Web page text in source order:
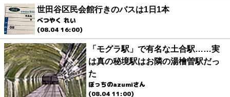
世田谷区民会館行きのバスは1日1本
べつやく れい
(08.04 16:00)
「モグラ駅」で有名な土合駅……実
は真の秘境駅はお隣の湯檜曽駅だっ
た
ぼっちのazumiさん
(08.04 11:00)